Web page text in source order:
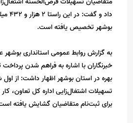
داد و
بوشهر تخصیص یافته است.
به گزارش روابط عمومی استانداری
خبرنگاران با اشاره به فراهم شدن
بهره در استان بوشهر اظهار داشت: از اول
برای ثبت‌نام متقاضیان گشایش یافته